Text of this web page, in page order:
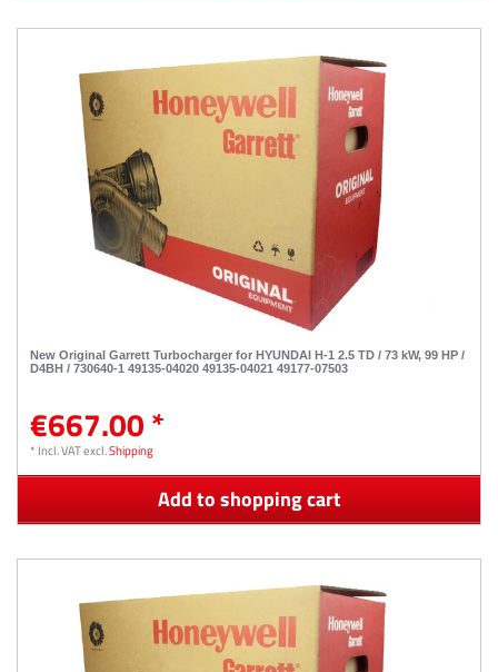
New Original Garrett Turbocharger for HYUNDAI H-1 2.5 TD / 73 kW, 99 HP /
D4BH / 730640-1 49135-04020 49135-04021 49177-07503
€667.00 *
* Incl. VATexcl.Shipping
Add to shopping cart